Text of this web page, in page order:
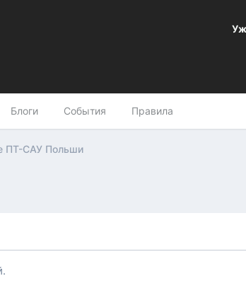
Блоги События Правила
ПТ-САУ Польши